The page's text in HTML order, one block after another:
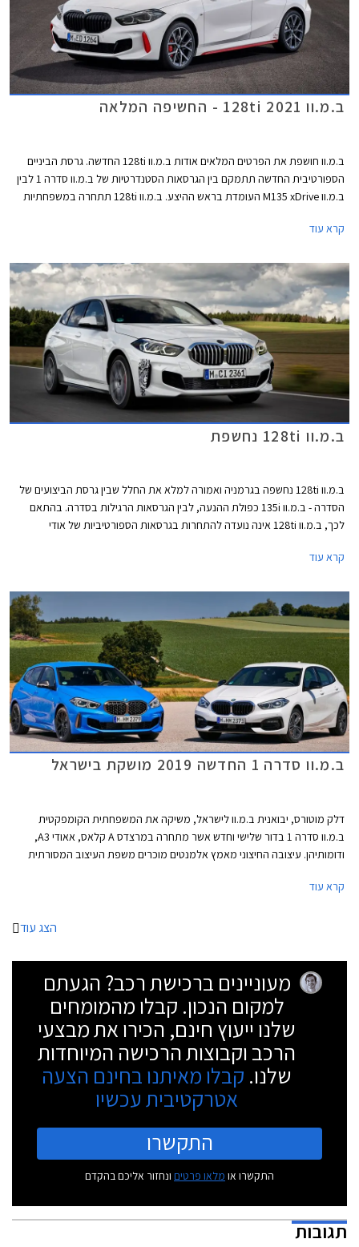
ב.מ.וו 128ti 2021 - החשיפה המלאה
ב.מ.וו חושפת את הפרטים המלאים אודות ב.מ.וו 128ti החדשה. גרסת הביניים
הספורטיבית החדשה תתמקם בין הגרסאות הסטנדרטיות של ב.מ.וו סדרה 1 לבין
ב.מ.וו M135 xDrive העומדת בראש ההיצע. ב.מ.וו 128ti תתחרה במשפחתיות
המותג, הזכורה מביניהן היא ב.מ.וו 2002ti אשר מיצבה את מעמדה של ב.מ.וו
כיצרנית מכוניות ספורט משובחות.
קרא עוד
ב.מ.וו 128ti נחשפת
ב.מ.וו 128ti נחשפה בגרמניה ואמורה למלא את החלל שבין גרסת הביצועים של
הסדרה - ב.מ.וו 135i כפולת ההנעה, לבין הגרסאות הרגילות בסדרה. בהתאם
לכך, ב.מ.וו 128ti אינה נועדה להתחרות בגרסאות הספורטיביות של אודי
קופרה לאון.
קרא עוד
ב.מ.וו סדרה 1 החדשה 2019 מושקת בישראל
דלק מוטורס, יבואנית ב.מ.וו לישראל, משיקה את המשפחתית הקומפקטית
ב.מ.וו סדרה 1 בדור שלישי וחדש אשר מתחרה במרצדס A קלאס, אאודי A3,
ודומותיהן. עיצובה החיצוני מאמץ אלמנטים מוכרים משפת העיצוב המסורתית
יציב ורחב..
קרא עוד
הצג עוד
מעוניינים ברכישת רכב? הגעתם
למקום הנכון. קבלו מהמומחים
שלנו ייעוץ חינם, הכירו את מבצעי
הרכב וקבוצות הרכישה המיוחדות
שלנו. קבלו מאיתנו בחינם הצעה
אטרקטיבית עכשיו
התקשרו
התקשרו או מלאו פרטים ונחזור אליכם בהקדם
תגובות